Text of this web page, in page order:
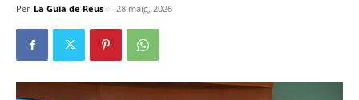
Per La Guia de Reus - 28 maig, 2026